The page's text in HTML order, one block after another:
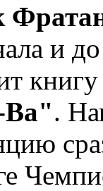
и
.